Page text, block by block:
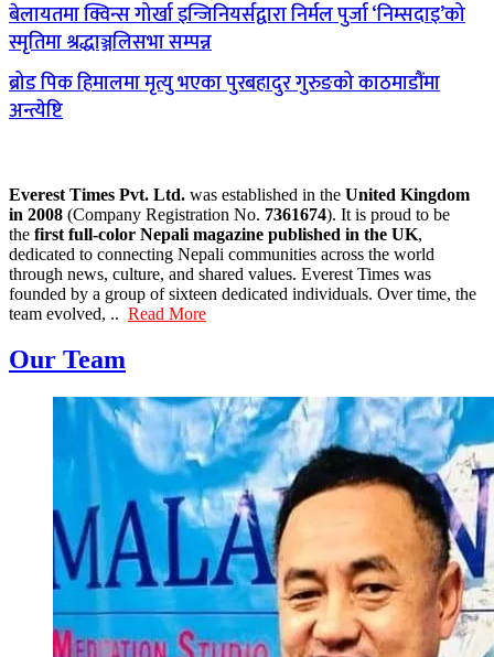
बेलायतमा क्विन्स गोर्खा इन्जिनियर्सद्वारा निर्मल पुर्जा ‘निम्सदाइ’को
स्मृतिमा श्रद्धाञ्जलिसभा सम्पन्न
ब्रोड पिक हिमालमा मृत्यु भएका पुरबहादुर गुरुङको काठमाडौंमा
अन्त्येष्टि
Everest Times Pvt. Ltd. was established in the United Kingdom
in 2008 (Company Registration No. 7361674). It is proud to be
the first full-color Nepali magazine published in the UK,
dedicated to connecting Nepali communities across the world
through news, culture, and shared values. Everest Times was
founded by a group of sixteen dedicated individuals. Over time, the
team evolved, .. Read More
Our Team